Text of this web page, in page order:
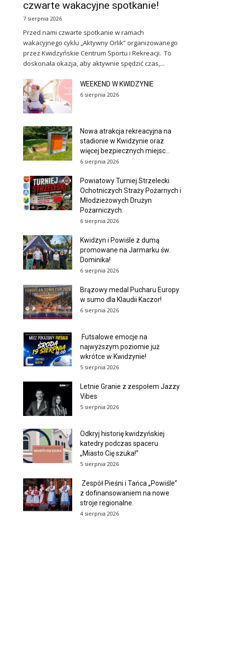
czwarte wakacyjne spotkanie!
7 sierpnia 2026
Przed nami czwarte spotkanie w ramach
wakacyjnego cyklu „Aktywny Orlik” organizowanego
przez Kwidzyńskie Centrum Sportu i Rekreacji. To
doskonała okazja, aby aktywnie spędzić czas,...
WEEKEND W KWIDZYNIE
6 sierpnia 2026
Nowa atrakcja rekreacyjna na
stadionie w Kwidzynie oraz
więcej bezpiecznych miejsc...
6 sierpnia 2026
Powiatowy Turniej Strzelecki
Ochotniczych Straży Pożarnych i
Młodzieżowych Drużyn
Pożarniczych.
6 sierpnia 2026
Kwidzyn i Powiśle z dumą
promowane na Jarmarku św.
Dominika!
6 sierpnia 2026
Brązowy medal Pucharu Europy
w sumo dla Klaudii Kaczor!
6 sierpnia 2026
Futsalowe emocje na
najwyższym poziomie już
wkrótce w Kwidzynie!
5 sierpnia 2026
Letnie Granie z zespołem Jazzy
Vibes
5 sierpnia 2026
Odkryj historię kwidzyńskiej
katedry podczas spaceru
„Miasto Cię szuka!”
5 sierpnia 2026
Zespół Pieśni i Tańca „Powiśle”
z dofinansowaniem na nowe
stroje regionalne.
4 sierpnia 2026